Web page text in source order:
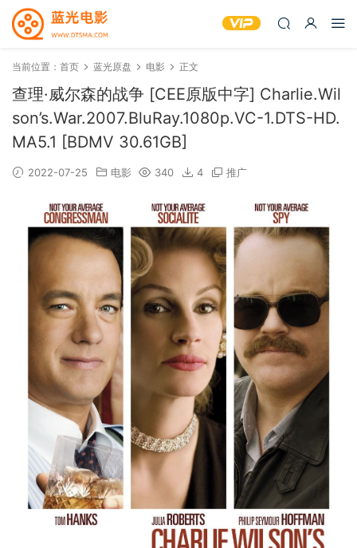
当前位置： 首页 蓝光原盘 电影 正文
查理·威尔森的战争 [CEE原版中字] Charlie.Wil
son’s.War.2007.BluRay.1080p.VC-1.DTS-HD.
MA5.1 [BDMV 30.61GB]
2022-07-25 电影 340 4 推广